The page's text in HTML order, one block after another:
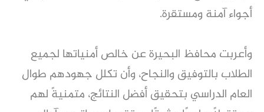
أجواء آمنة ومستقرة.